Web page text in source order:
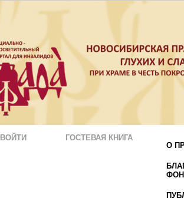
ВОЙТИ
ГОСТЕВАЯ КНИГА
О